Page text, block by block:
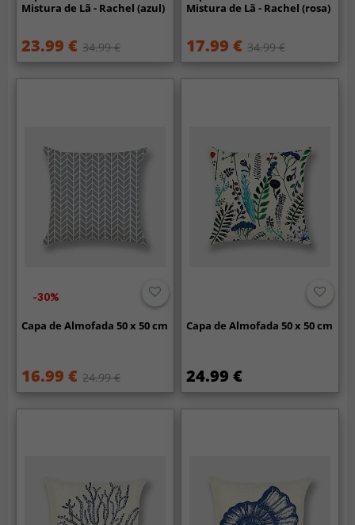
Mistura de Lã - Rachel (azul)
23.99 € 34.99 €
Mistura de Lã - Rachel (rosa)
17.99 € 34.99 €
-30%
Capa de Almofada 50 x 50 cm
16.99 € 24.99 €
Capa de Almofada 50 x 50 cm
24.99 €